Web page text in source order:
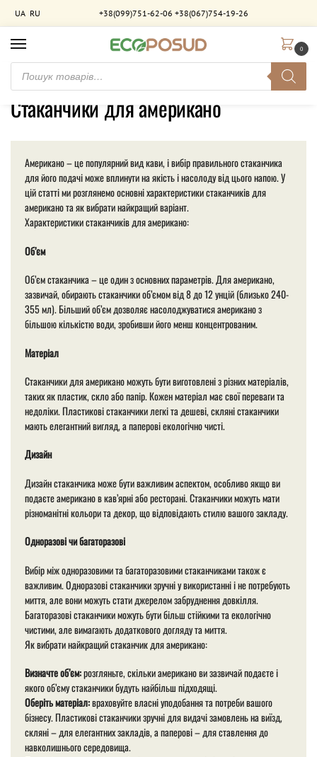
UA RU +38(099)751-62-06 +38(067)754-19-26
0
Головна / Товари з позначками “Стаканчики для американо”
Стаканчики для американо
Американо – це популярний вид кави, і вибір правильного стаканчика
для його подачі може вплинути на якість і насолоду від цього напою. У
цій статті ми розглянемо основні характеристики стаканчиків для
американо та як вибрати найкращий варіант.
Характеристики стаканчиків для американо:
Об’єм
Об’єм стаканчика – це один з основних параметрів. Для американо,
зазвичай, обирають стаканчики об’ємом від 8 до 12 унцій (близько 240-
355 мл). Більший об’єм дозволяє насолоджуватися американо з
більшою кількістю води, зробивши його менш концентрованим.
Матеріал
Стаканчики для американо можуть бути виготовлені з різних матеріалів,
таких як пластик, скло або папір. Кожен матеріал має свої переваги та
недоліки. Пластикові стаканчики легкі та дешеві, скляні стаканчики
мають елегантний вигляд, а паперові екологічно чисті.
Дизайн
Дизайн стаканчика може бути важливим аспектом, особливо якщо ви
подаєте американо в кав’ярні або ресторані. Стаканчики можуть мати
різноманітні кольори та декор, що відповідають стилю вашого закладу.
Одноразові чи багаторазові
Вибір між одноразовими та багаторазовими стаканчиками також є
важливим. Одноразові стаканчики зручні у використанні і не потребують
миття, але вони можуть стати джерелом забруднення довкілля.
Багаторазові стаканчики можуть бути більш стійкими та екологічно
чистими, але вимагають додаткового догляду та миття.
Як вибрати найкращий стаканчик для американо:
Визначте об’єм:розгляньте, скільки американо ви зазвичай подаєте і
якого об’єму стаканчики будуть найбільш підходящі.
Оберіть матеріал:враховуйте власні уподобання та потреби вашого
бізнесу. Пластикові стаканчики зручні для видачі замовлень на виїзд,
скляні – для елегантних закладів, а паперові – для ставлення до
навколишнього середовища.